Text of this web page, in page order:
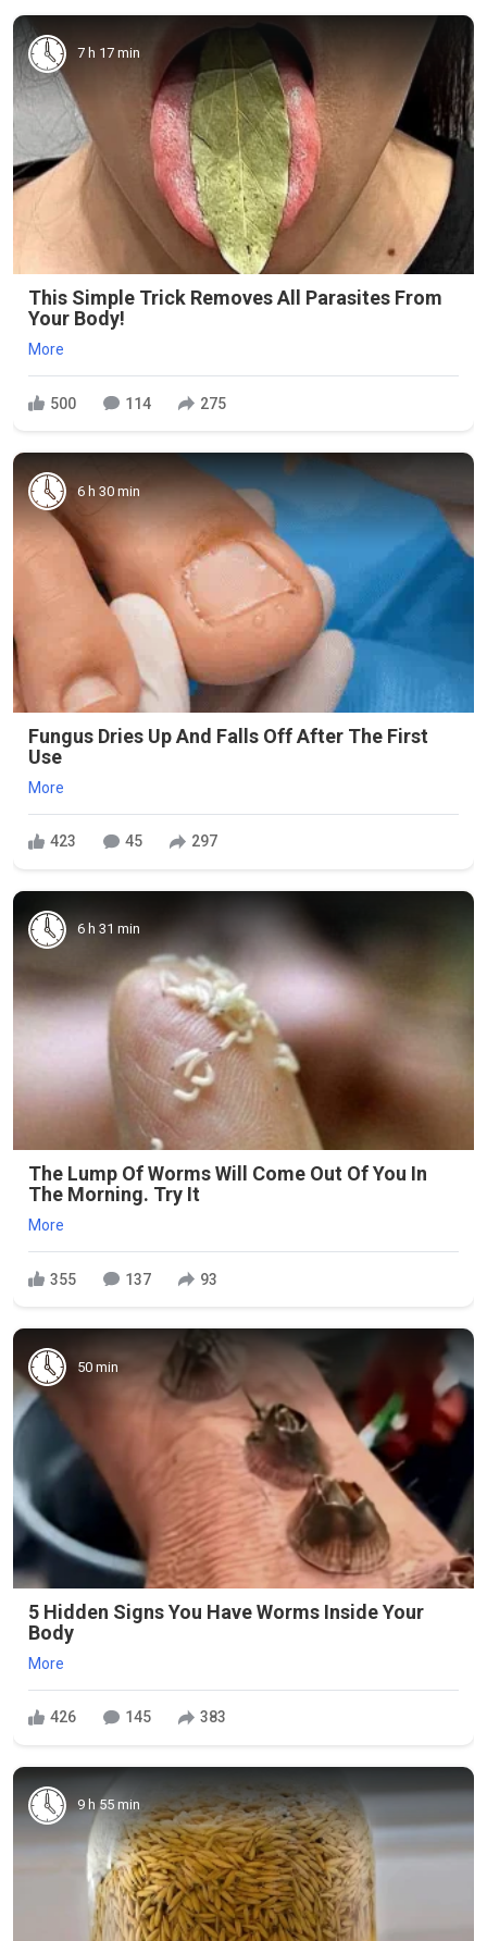
7 h 17 min
This Simple Trick Removes All Parasites From
Your Body!
More
500 114 275
6 h 30 min
Fungus Dries Up And Falls Off After The First
Use
More
423 45 297
6 h 31 min
The Lump Of Worms Will Come Out Of You In
The Morning. Try It
More
355 137 93
50 min
5 Hidden Signs You Have Worms Inside Your
Body
More
426 145 383
9 h 55 min